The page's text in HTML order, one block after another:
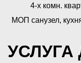
4-х комн.
МОП санузел,